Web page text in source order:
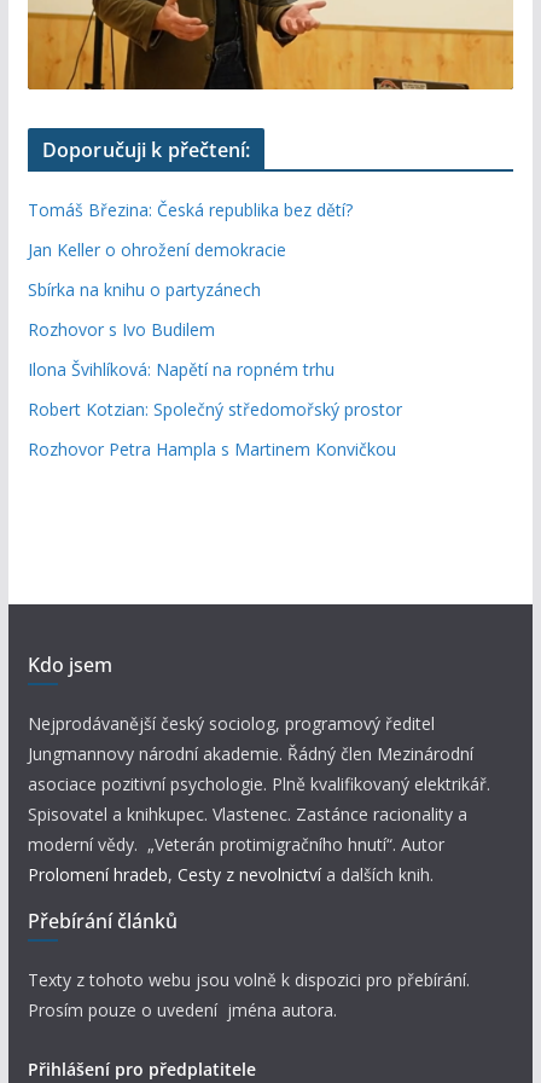
Doporučuji k přečtení:
Tomáš Březina: Česká republika bez dětí?
Jan Keller o ohrožení demokracie
Sbírka na knihu o partyzánech
Rozhovor s Ivo Budilem
Ilona Švihlíková: Napětí na ropném trhu
Robert Kotzian: Společný středomořský prostor
Rozhovor Petra Hampla s Martinem Konvičkou
Kdo jsem
Nejprodávanější český sociolog, programový ředitel
Jungmannovy národní akademie. Řádný člen Mezinárodní
asociace pozitivní psychologie. Plně kvalifikovaný elektrikář.
Spisovatel a knihkupec. Vlastenec. Zastánce racionality a
moderní vědy. „Veterán protimigračního hnutí“. Autor
Prolomení hradeb, Cesty z nevolnictví a dalších knih.
Přebírání článků
Texty z tohoto webu jsou volně k dispozici pro přebírání.
Prosím pouze o uvedení jména autora.
Přihlášení pro předplatitele